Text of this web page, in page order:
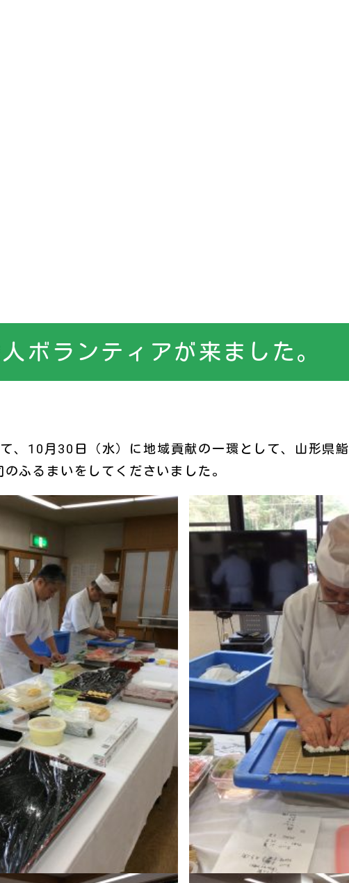
ボランティアが来ました。
、10月30日（水）に地域貢献の一環として、山形県
ふるまいをしてくださいました。